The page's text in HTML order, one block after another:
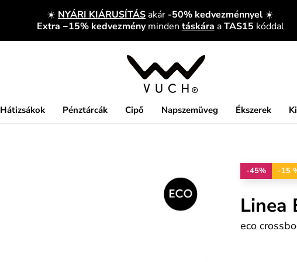
☀️ NYÁRI KIÁRUSÍTÁSakár -50% kedvezménnyel ☀️
Extra −15% kedvezményminden táskára aTAS15 kóddal
Hátizsákok Pénztárcák Cipő Napszemüveg Ékszerek
-45% -15
Linea
eco